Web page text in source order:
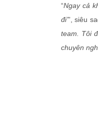
“Ngay cả
đi’”, siêu
team. Tôi
chuyên